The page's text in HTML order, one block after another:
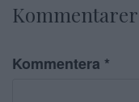
Kommentarer
Kommentera *